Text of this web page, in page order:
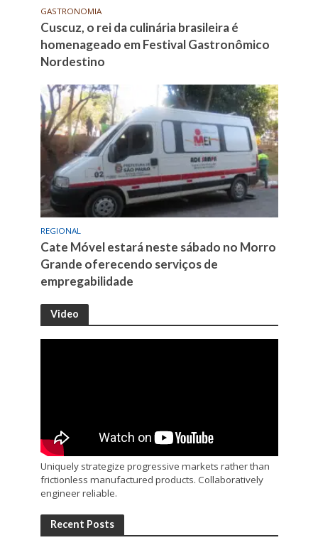
GASTRONOMIA
Cuscuz, o rei da culinária brasileira é
homenageado em Festival Gastronômico
Nordestino
REGIONAL
Cate Móvel estará neste sábado no Morro
Grande oferecendo serviços de
empregabilidade
Video
Uniquely strategize progressive markets rather than
frictionless manufactured products. Collaboratively
engineer reliable.
Recent Posts